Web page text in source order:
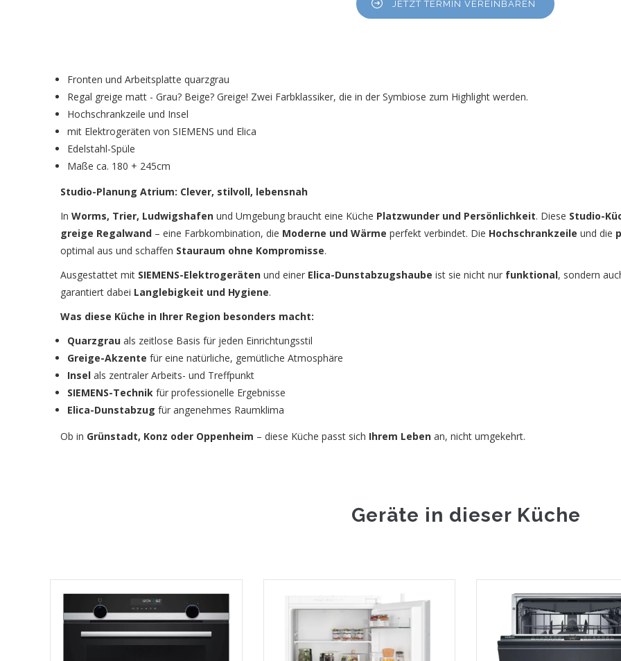
JETZT TERMIN VEREINBAREN
Fronten und Arbeitsplatte quarzgrau
Regal greige matt - Grau? Beige? Greige! Zwei Farbklassiker, die in der Symbiose zum Highlight werden.
Hochschrankzeile und Insel
mit Elektrogeräten von SIEMENS und Elica
Edelstahl-Spüle
Maße ca. 180 + 245cm
Studio-Planung Atrium: Clever, stilvoll, lebensnah
In Worms, Trier, Ludwigshafen und Umgebung braucht eine Küche Platzwunder und Persönlichkeit. Diese Studio-
greige Regalwand – eine Farbkombination, die Moderne und Wärme perfekt verbindet. Die Hochschrankzeile und die
optimal aus und schaffen Stauraum ohne Kompromisse.
Ausgestattet mit SIEMENS-Elektrogeräten und einer Elica-Dunstabzugshaube ist sie nicht nur funktional, sondern
garantiert dabei Langlebigkeit und Hygiene.
Was diese Küche in Ihrer Region besonders macht:
Quarzgrau als zeitlose Basis für jeden Einrichtungsstil
Greige-Akzente für eine natürliche, gemütliche Atmosphäre
Insel als zentraler Arbeits- und Treffpunkt
SIEMENS-Technik für professionelle Ergebnisse
Elica-Dunstabzug für angenehmes Raumklima
Ob in Grünstadt, Konz oder Oppenheim – diese Küche passt sich Ihrem Leben an, nicht umgekehrt.
Geräte in dieser Küche